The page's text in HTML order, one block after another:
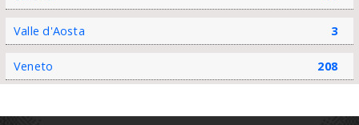
Valle d'Aosta 3
Veneto 208